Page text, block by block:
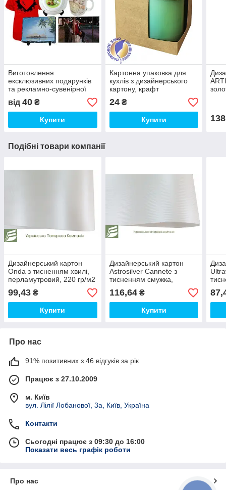
Виготовлення
ексклюзивних подарунків
та рекламно-сувенірної
продукції (друк на чашках,
футболках і т. д)
від 40 ₴
Купити
Картонна упаковка для
кухлів з дизайнерського
картону, крафт
24₴
Купити
Подібні товари компанії
Дизайнерський картон
Onda з тисненням хвилі,
перламутровий, 220 гр/м2
99,43 ₴
Купити
Дизайнерський картон
Astrosilver Cannete з
тисненням смужка,
220 гр/м2
116,64₴
Купити
Про нас
91% позитивних з 46 відгуків за рік
Працює з 27.10.2009
м. Київ
вул. Лілії Лобанової, 3а, Київ, Україна
Контакти
Сьогодні працює з 09:30 до 16:00
Показати весь графік роботи
Про нас